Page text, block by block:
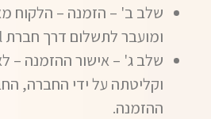
שלב ב' – הזמנה – הלקוח
ומועבר לתשלום דרך חברת PayPal.
שלב ג' – אישור ההזמנה –
וקליטתה על ידי החברה,
ההזמנה.